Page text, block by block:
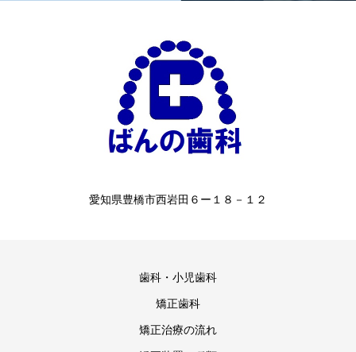
愛知県豊橋市西岩田６ー１８－１２
歯科・小児歯科
矯正歯科
矯正治療の流れ